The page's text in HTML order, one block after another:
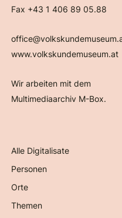
Fax +43 1 406 89 05.88
www.volkskundemuseum.at
Wir arbeiten mit dem
Multimediaarchiv M-Box.
Alle Digitalisate
Personen
Orte
Themen